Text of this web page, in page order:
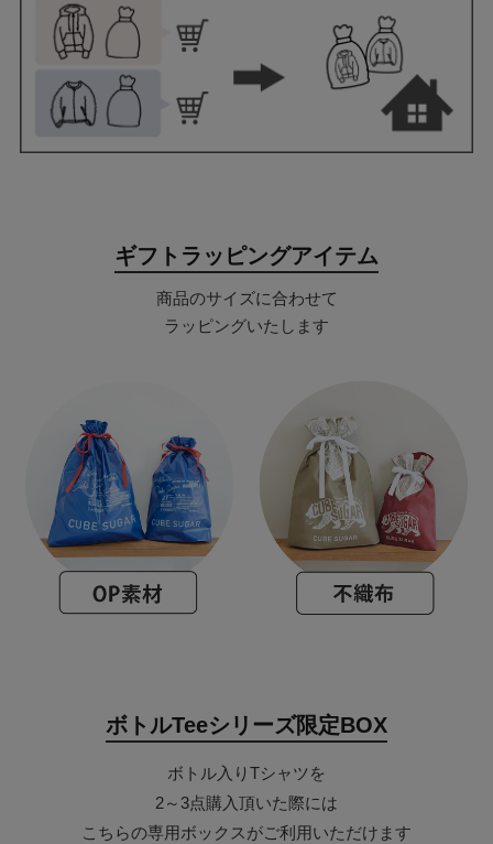
ギフトラッピングアイテム
商品のサイズに合わせて
ラッピングいたします
ボトルTeeシリーズ限定BOX
ボトル入りTシャツを
2～3点購入頂いた際には
こちらの専用ボックスがご利用いただけます